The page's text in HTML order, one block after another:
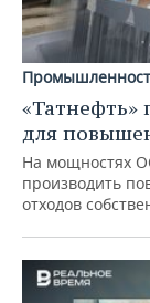
«Татнефть»
для
На мощностях
производить
отходов